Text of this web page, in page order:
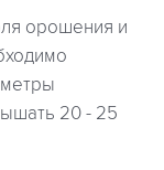
орошения и
20 - 25